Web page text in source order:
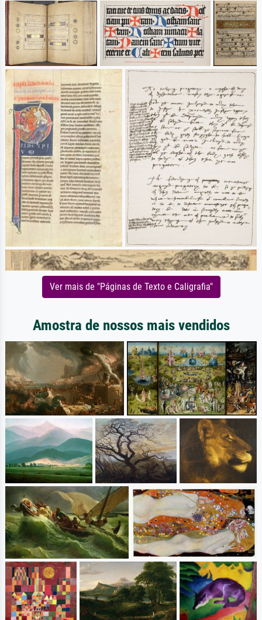
Ver mais de "Páginas de Texto e Caligrafia"
Amostra de nossos mais vendidos